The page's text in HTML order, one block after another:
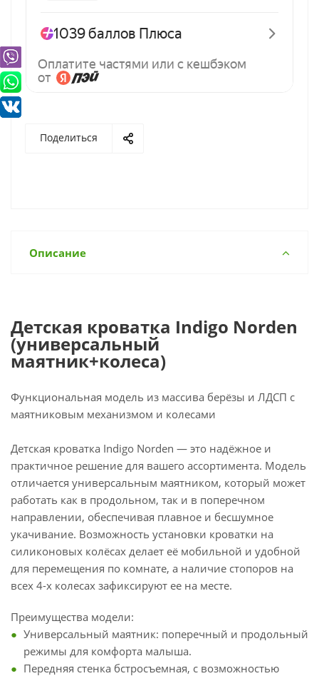
Поделиться
Описание
Детская кроватка Indigo Norden
(универсальный
маятник+колеса)
Функциональная модель из массива берёзы и ЛДСП с
маятниковым механизмом и колесами
Детская кроватка Indigo Norden — это надёжное и
практичное решение для вашего ассортимента. Модель
отличается универсальным маятником, который может
работать как в продольном, так и в поперечном
направлении, обеспечивая плавное и бесшумное
укачивание. Возможность установки кроватки на
силиконовых колёсах делает её мобильной и удобной
для перемещения по комнате, а наличие стопоров на
всех 4-х колесах зафиксируют ее на месте.
Преимущества модели:
Универсальный маятник: поперечный и продольный
режимы для комфорта малыша.
Передняя стенка бстросъемная, с возможностью